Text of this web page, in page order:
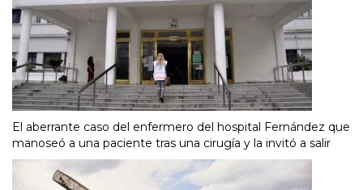
El aberrante caso del enfermero del hospital Fernández que
manoseó a una paciente tras una cirugía y la invitó a salir